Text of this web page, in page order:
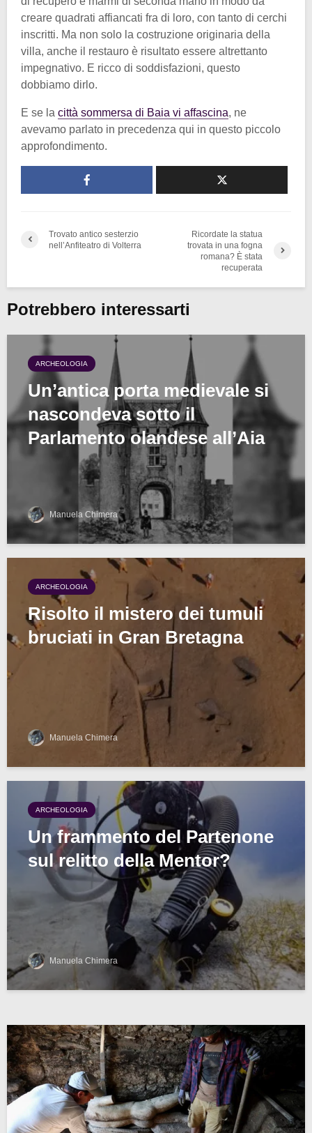
creare quadrati affiancati fra di loro, con tanto di cerchi
inscritti. Ma non solo la costruzione originaria della
villa, anche il restauro è risultato essere altrettanto
impegnativo. E ricco di soddisfazioni, questo
dobbiamo dirlo.
E se la città sommersa di Baia vi affascina, ne
avevamo parlato in precedenza qui in questo piccolo
approfondimento.
Trovato antico sesterzio
nell’Anfiteatro di Volterra
Ricordate la statua
trovata in una fogna
romana? È stata
recuperata
Potrebbero interessarti
ARCHEOLOGIA
Un’antica porta medievale si
nascondeva sotto il
Parlamento olandese all’Aia
Manuela Chimera
ARCHEOLOGIA
Risolto il mistero dei tumuli
bruciati in Gran Bretagna
Manuela Chimera
ARCHEOLOGIA
Un frammento del Partenone
sul relitto della Mentor?
Manuela Chimera